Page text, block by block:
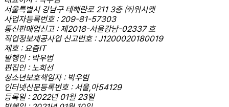
서울특별시 강남구 테헤란로 211 3층 ㈜위시켓
사업자등록번호 : 209-81-57303
통신판매업신고 : 제2018-서울강남-02337 호
직업정보제공사업 신고번호 : J1200020180019
제호 : 요즘IT
발행인 : 박우범
편집인 : 노희선
청소년보호책임자 : 박우범
인터넷신문등록번호 : 서울,아54129
등록일 : 2022년 01월 23일